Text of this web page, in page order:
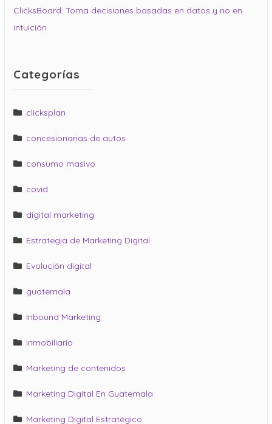
ClicksBoard: Toma decisiones basadas en datos y no en
intuición
Categorías
clicksplan
concesionarias de autos
consumo masivo
covid
digital marketing
Estrategia de Marketing Digital
Evolución digital
guatemala
Inbound Marketing
inmobiliario
Marketing de contenidos
Marketing Digital En Guatemala
Marketing Digital Estratégico